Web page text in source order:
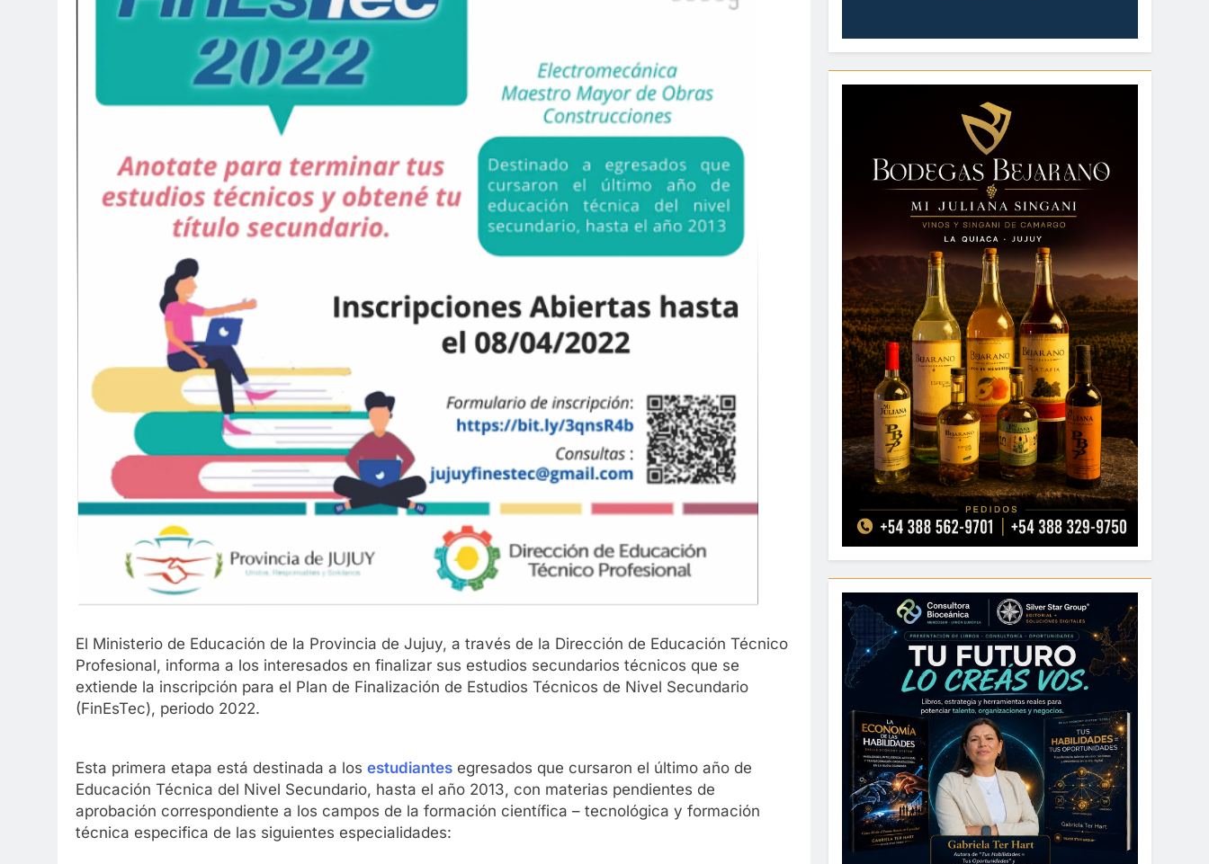
El Ministerio de Educación de la Provincia de Jujuy, a través de la Dirección de Educación Técnico
Profesional, informa a los interesados en finalizar sus estudios secundarios técnicos que se
extiende la inscripción para el Plan de Finalización de Estudios Técnicos de Nivel Secundario
(FinEsTec), periodo 2022.
Esta primera etapa está destinada a los estudiantes egresados que cursaron el último año de
Educación Técnica del Nivel Secundario, hasta el año 2013, con materias pendientes de
aprobación correspondiente a los campos de la formación científica – tecnológica y formación
técnica especifica de las siguientes especialidades: